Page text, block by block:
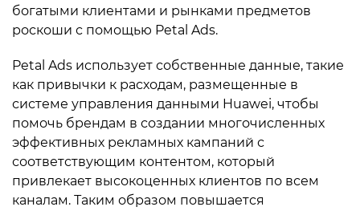
богатыми клиентами и рынками предметов
роскоши с помощью Petal Ads.
Petal Ads использует собственные данные, такие
как привычки к расходам, размещенные в
системе управления данными Huawei, чтобы
помочь брендам в создании многочисленных
эффективных рекламных кампаний с
соответствующим контентом, который
привлекает высокоценных клиентов по всем
каналам. Таким образом повышается